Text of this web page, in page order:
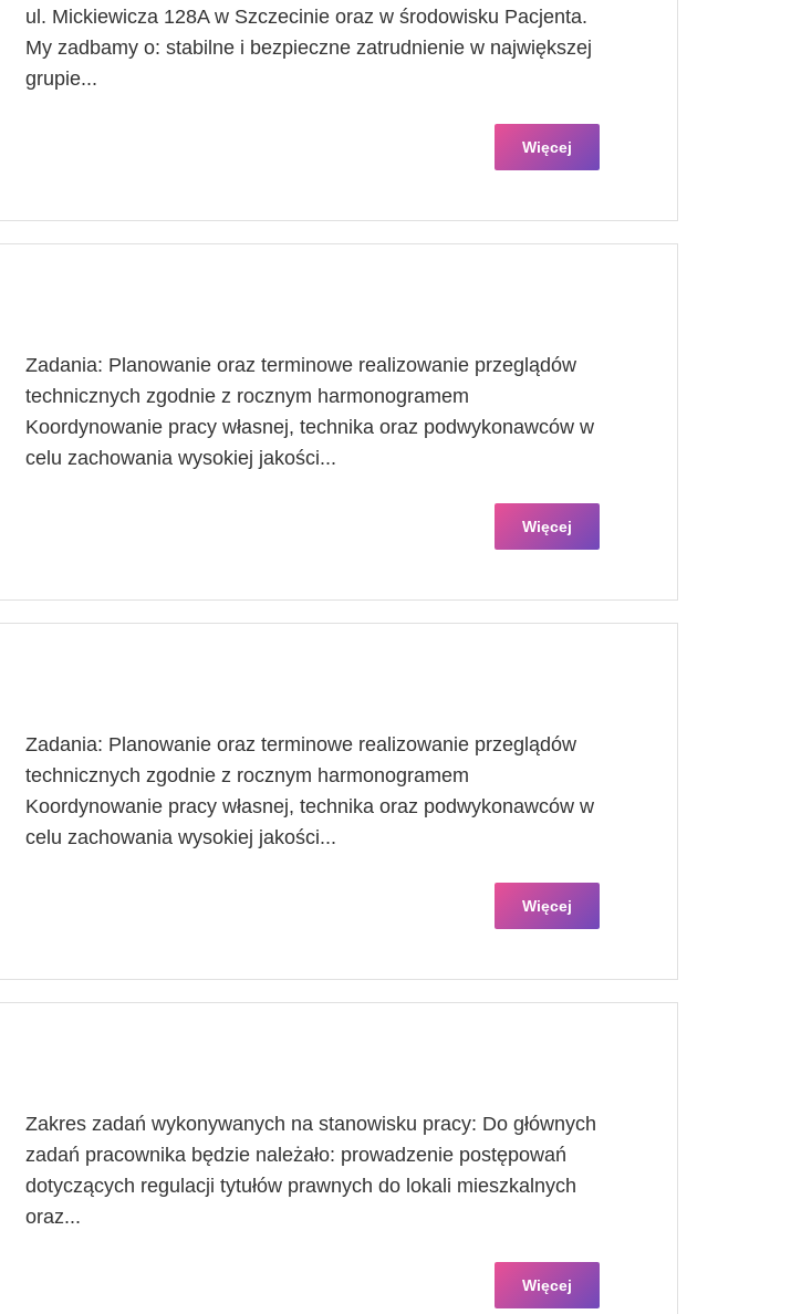
ul. Mickiewicza 128A w Szczecinie oraz w środowisku Pacjenta.
My zadbamy o: stabilne i bezpieczne zatrudnienie w największej
grupie...
Więcej
Zadania: Planowanie oraz terminowe realizowanie przeglądów
technicznych zgodnie z rocznym harmonogramem
Koordynowanie pracy własnej, technika oraz podwykonawców w
celu zachowania wysokiej jakości...
Więcej
Zadania: Planowanie oraz terminowe realizowanie przeglądów
technicznych zgodnie z rocznym harmonogramem
Koordynowanie pracy własnej, technika oraz podwykonawców w
celu zachowania wysokiej jakości...
Więcej
Zakres zadań wykonywanych na stanowisku pracy: Do głównych
zadań pracownika będzie należało: prowadzenie postępowań
dotyczących regulacji tytułów prawnych do lokali mieszkalnych
oraz...
Więcej